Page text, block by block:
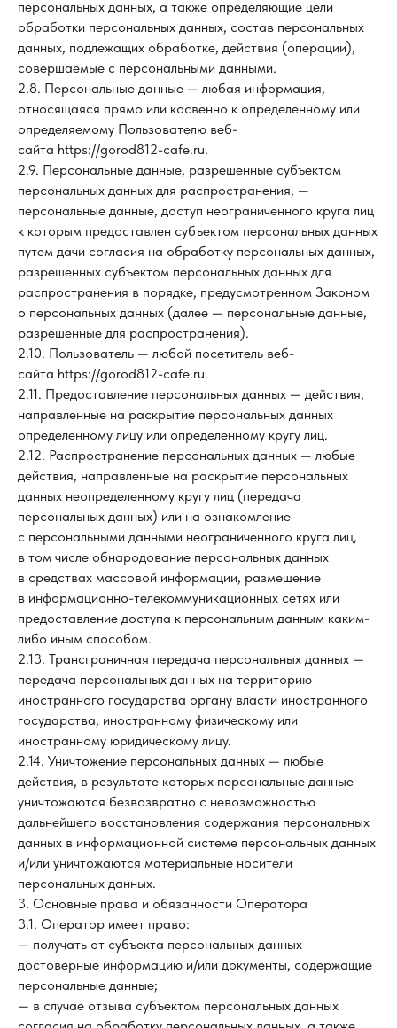
персональных данных, а также определяющие цели
обработки персональных данных, состав персональных
данных, подлежащих обработке, действия (операции),
совершаемые с персональными данными.
2.8. Персональные данные — любая информация,
относящаяся прямо или косвенно к определенному или
определяемому Пользователю веб-
сайта https://gorod812-cafe.ru.
2.9. Персональные данные, разрешенные субъектом
персональных данных для распространения, —
персональные данные, доступ неограниченного круга лиц
к которым предоставлен субъектом персональных данных
путем дачи согласия на обработку персональных данных,
разрешенных субъектом персональных данных для
распространения в порядке, предусмотренном Законом
о персональных данных (далее — персональные данные,
разрешенные для распространения).
2.10. Пользователь — любой посетитель веб-
сайта https://gorod812-cafe.ru.
2.11. Предоставление персональных данных — действия,
направленные на раскрытие персональных данных
определенному лицу или определенному кругу лиц.
2.12. Распространение персональных данных — любые
действия, направленные на раскрытие персональных
данных неопределенному кругу лиц (передача
персональных данных) или на ознакомление
с персональными данными неограниченного круга лиц,
в том числе обнародование персональных данных
в средствах массовой информации, размещение
в информационно-телекоммуникационных сетях или
предоставление доступа к персональным данным каким-
либо иным способом.
2.13. Трансграничная передача персональных данных —
передача персональных данных на территорию
иностранного государства органу власти иностранного
государства, иностранному физическому или
иностранному юридическому лицу.
2.14. Уничтожение персональных данных — любые
действия, в результате которых персональные данные
уничтожаются безвозвратно с невозможностью
дальнейшего восстановления содержания персональных
данных в информационной системе персональных данных
и/или уничтожаются материальные носители
персональных данных.
3. Основные права и обязанности Оператора
3.1. Оператор имеет право:
— получать от субъекта персональных данных
достоверные информацию и/или документы, содержащие
персональные данные;
— в случае отзыва субъектом персональных данных